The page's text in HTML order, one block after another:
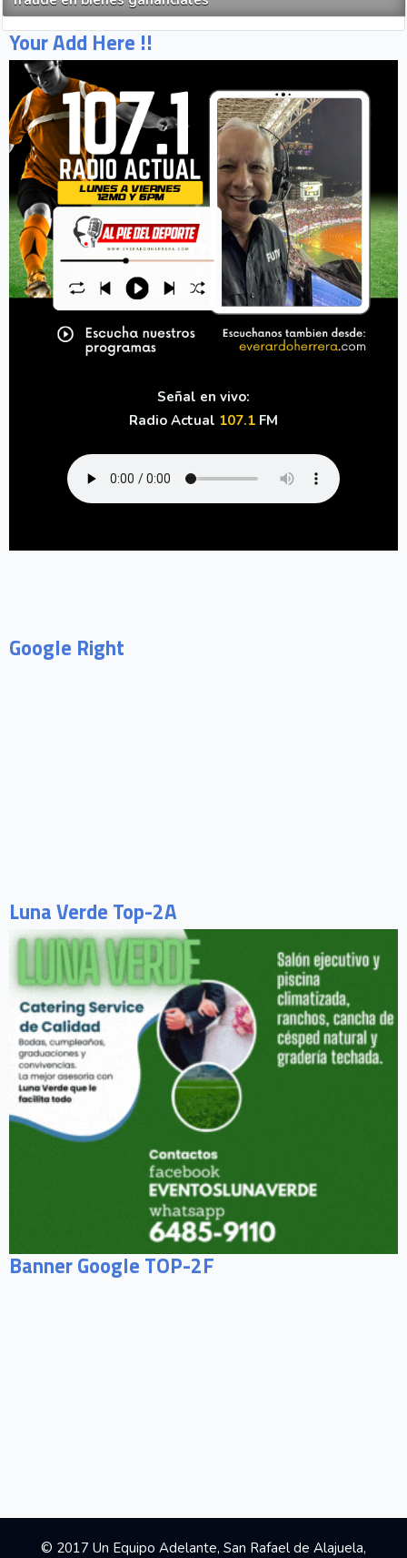
Your Add Here !!
Señal en vivo:
Radio Actual 107.1 FM
Google Right
Luna Verde Top-2A
Banner Google TOP-2F
© 2017 Un Equipo Adelante, San Rafael de Alajuela,